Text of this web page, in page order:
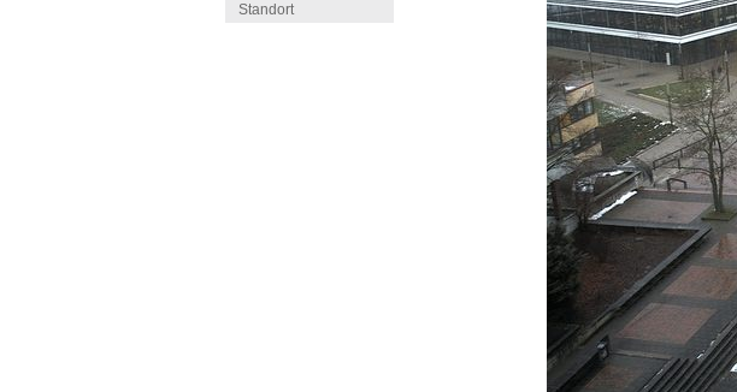
Standort